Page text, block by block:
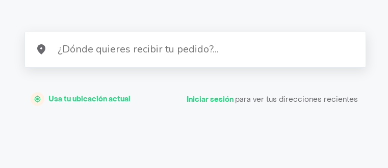
Usa tu ubicación actual Iniciar sesión para ver tus direcciones recientes